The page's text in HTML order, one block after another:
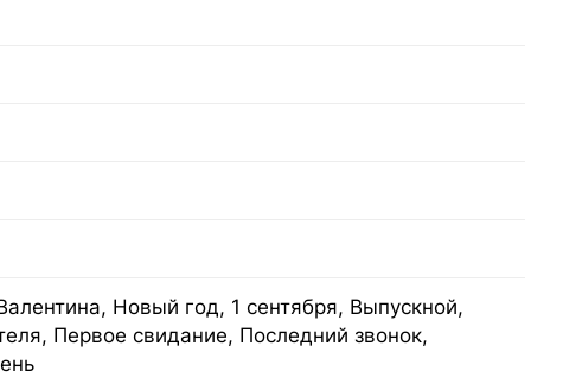
Новый год, 1 сентября, Выпускной,
Первое свидание, Последний звонок,